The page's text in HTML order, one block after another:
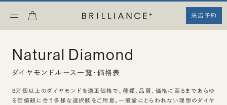
来店予約
Natural Diamond
ダイヤモンドルース一覧・価格表
3万個以上のダイヤモンドを適正価格で。種類、品質、価格に至るまであらゆ
る価値観に合う多様な選択肢をご用意。一般論にとらわれない理想のダイヤ